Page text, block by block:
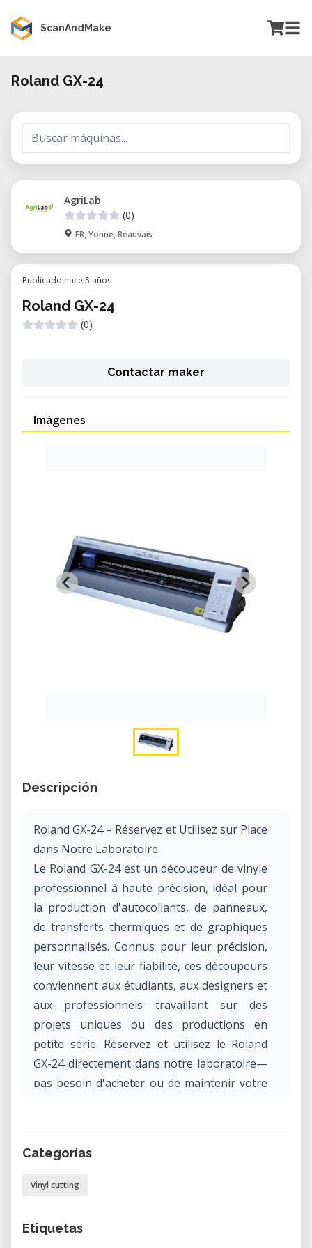
ScanAndMake
Roland GX-24
AgriLab
(0)
FR, Yonne, Beauvais
Publicado hace 5 años
Roland GX-24
(0)
Contactar maker
Imágenes
Descripción
Roland GX-24 – Réservez et Utilisez sur Place
dans Notre Laboratoire
Le Roland GX-24 est un découpeur de vinyle
professionnel à haute précision, idéal pour
la production d'autocollants, de panneaux,
de transferts thermiques et de graphiques
personnalisés. Connus pour leur précision,
leur vitesse et leur fiabilité, ces découpeurs
conviennent aux étudiants, aux designers et
aux professionnels travaillant sur des
projets uniques ou des productions en
petite série. Réservez et utilisez le Roland
GX-24 directement dans notre laboratoire—
pas besoin d'acheter ou de maintenir votre
Le Roland GX-24 est un découpeur de vinyle
professionnel d'une large gamme de
maximale de 22.9 pouces (environ 58 cm), il
Categorías
Vinyl cutting
Etiquetas